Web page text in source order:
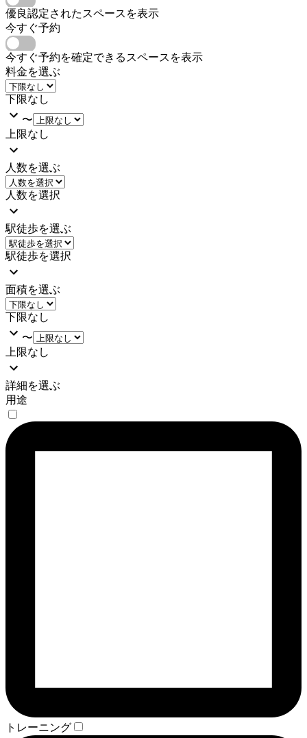
優良認定されたスペースを表示
今すぐ予約
今すぐ予約を確定できるスペースを表示
料金を選ぶ
下限なし
〜
上限なし
人数を選ぶ
人数を選択
駅徒歩を選ぶ
駅徒歩を選択
面積を選ぶ
下限なし
〜
上限なし
詳細を選ぶ
用途
トレーニング